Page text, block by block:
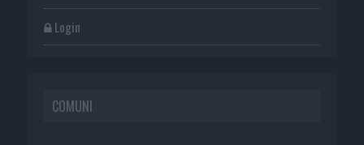
Login
COMUNI